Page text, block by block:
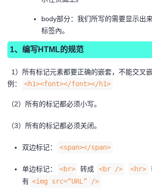
body部分：我们所写的需要显示出
标签內。
1、编写HTML的规范
1）所有标记元素都要正确的嵌套，不能交叉
例：
<h1><font></font></h1>
（2）所有的标记都必须小写。
（3）所有的标记都必须关闭。
双边标记： <span></span>
单边标记： <br> 转成 <br /> <hr>
有 <img src=“URL” />